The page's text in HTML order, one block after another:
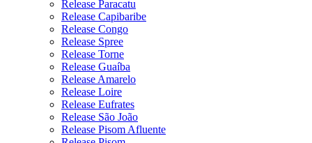
Release Paracatu
Release Capibaribe
Release Congo
Release Spree
Release Torne
Release Guaíba
Release Amarelo
Release Loire
Release Eufrates
Release São João
Release Pisom Afluente